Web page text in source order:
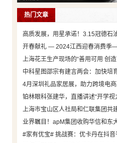
热门文章
高质发展，用星承诺！3.15冠德石
开春献礼 — 2024江西迎春消费季
上海花王生产现场的“善用可用 创造
中科星图邵宗有建言两会：加快培
4月深圳礼品家居展，助力跨境电
铂林眼科张建华，直播讲述“开学视
上海市宝山区人社局和仁联集团共
业界瞩目！apM集团收购华信和东
#家有优宝# 挑战赛：优卡丹在抖音